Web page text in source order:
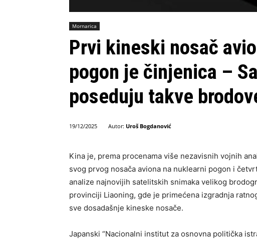
Mornarica
Prvi kineski nosač
pogon je činjenica –
poseduju takve
19/12/2025 Autor: Uroš Bogdanović
Kina je, prema procenama više nezavisnih vojnih
svog prvog nosača aviona na nuklearni pogon i
analize najnovijih satelitskih snimaka velikog
provinciji Liaoning, gde je primećena izgradnja
sve dosadašnje kineske nosače.
Japanski “Nacionalni institut za osnovna politička